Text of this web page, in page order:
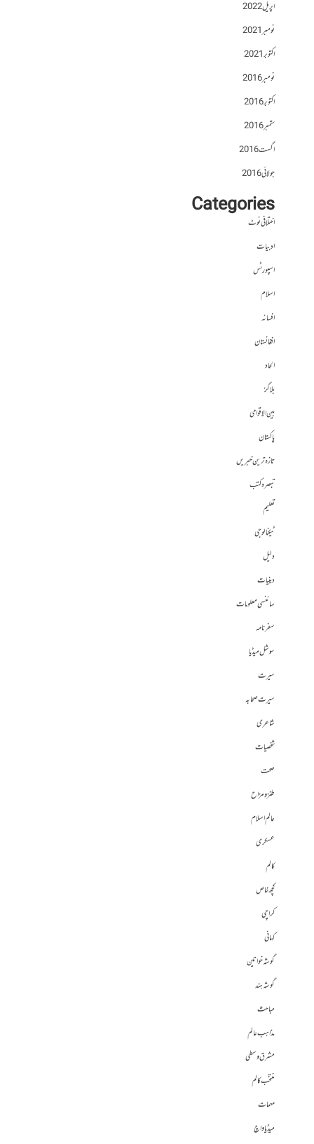
اپریل 2022
نومبر 2021
اکتوبر 2021
نومبر 2016
اکتوبر 2016
ستمبر 2016
اگست 2016
جولائی 2016
Categories
اختلافی نوٹ
ادبیات
اسپورٹس
اسلام
افسانہ
افغانستان
الحاد
بلاگز
بین الاقوامی
پاکستان
تازہ ترین خبریں
تبصرہ کتب
تعلیم
ٹیکنالوجی
دلیل
دینیات
سائنسی معلومات
سفرنامہ
سوشل میڈیا
سیرت
سیرت صحابہ
شاعری
شخصیات
صحت
طنز و مزاح
عالم اسلام
عسکری
کالم
کچھ خاص
کراچی
کہانی
گوشہ خواتین
گوشہ ہند
مباحث
مذاہب عالم
مشرق وسطی
منتخب کالم
مہمات
میڈیا واچ